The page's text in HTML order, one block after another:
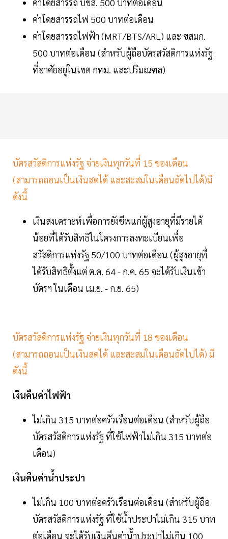
ค่าโดยสารรถไฟ 500 บาทต่อเดือน
ค่าโดยสารรถไฟฟ้า (MRT/BTS/ARL) และ ขสมก.
500 บาทต่อเดือน (สำหรับผู้ถือบัตรสวัสดิการแห่งรัฐ
ที่อาศัยอยู่ในเขต กทม. และปริมณฑล)
บัตรสวัสดิการแห่งรัฐ จ่ายเงินทุกวันที่ 15 ของเดือน
(สามารถถอนเป็นเงินสดได้ และสะสมในเดือนถัดไปได้)มี
ดังนี้
เงินสงเคราะห์เพื่อการยังชีพแก่ผู้สูงอายุที่มีรายได้
น้อยที่ได้รับสิทธิในโครงการลงทะเบียนเพื่อ
สวัสดิการแห่งรัฐ 50/100 บาทต่อเดือน (ผู้สูงอายุที่
ได้รับสิทธิตั้งแต่ ต.ค. 64 - ก.ค. 65 จะได้รับเงินเข้า
บัตรฯ ในเดือน เม.ย. - ก.ย. 65)
บัตรสวัสดิการแห่งรัฐ จ่ายเงินทุกวันที่ 18 ของเดือน
(สามารถถอนเป็นเงินสดได้ และสะสมในเดือนถัดไปได้) มี
ดังนี้
เงินคืนค่าไฟฟ้า
ไม่เกิน 315 บาทต่อครัวเรือนต่อเดือน (สำหรับผู้ถือ
บัตรสวัสดิการแห่งรัฐ ที่ใช้ไฟฟ้าไม่เกิน 315 บาทต่อ
เดือน)
เงินคืนค่าน้ำประปา
ไม่เกิน 100 บาทต่อครัวเรือนต่อเดือน (สำหรับผู้ถือ
บัตรสวัสดิการแห่งรัฐ ที่ใช้น้ำประปาไม่เกิน 315 บาท
ต่อเดือน จะได้รับเงินคืนค่าน้ำประปาไม่เกิน 100